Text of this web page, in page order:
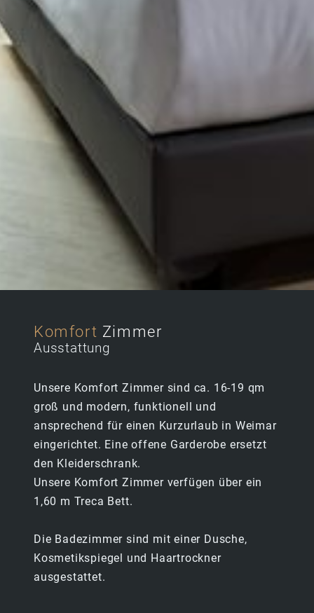
HOTEL
KONTAKT & ANFAHRT
KOMFORT
Komfort Zimmer
Ausstattung
Unsere Komfort Zimmer sind ca. 16-19 qm
groß und modern, funktionell und
ansprechend für einen Kurzurlaub in Weimar
eingerichtet. Eine offene Garderobe ersetzt
den Kleiderschrank.
Unsere Komfort Zimmer verfügen über ein
1,60 m Treca Bett.
Die Badezimmer sind mit einer Dusche,
Kosmetikspiegel und Haartrockner
ausgestattet.